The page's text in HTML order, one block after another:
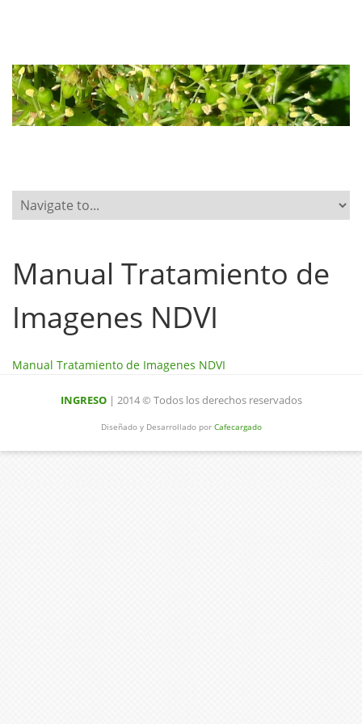
Manual Tratamiento de
Imagenes NDVI
Manual Tratamiento de Imagenes NDVI
INGRESO| 2014 © Todos los derechos reservados
Diseñado y Desarrollado por Cafecargado